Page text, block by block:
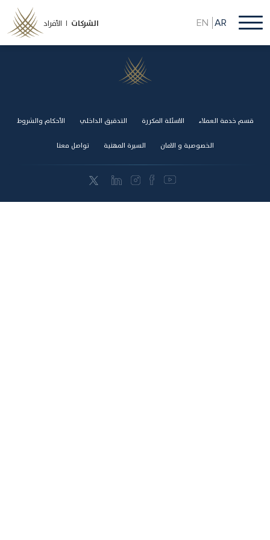
إلى
المحتوى
الرئيسي
الأفراد | الشركات EN AR
Footer
قسم خدمة العملاء الاسئلة المكررة التدقيق الداخلي الأحكام والشروط
الخصوصية و الامان السيرة المهنية تواصل معنا